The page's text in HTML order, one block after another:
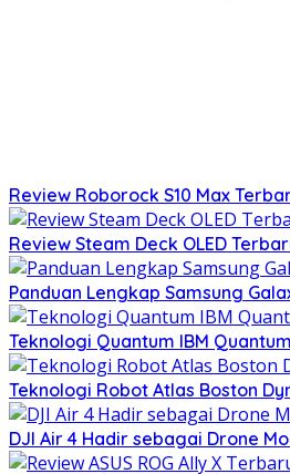
Review Roborock S10 Max
Review Steam Deck OLED
Panduan Lengkap Samsung
Teknologi Quantum IBM
Teknologi Robot Atlas Boston
DJI Air 4 Hadir sebagai Drone